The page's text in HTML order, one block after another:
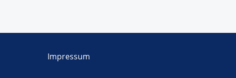
Impressum